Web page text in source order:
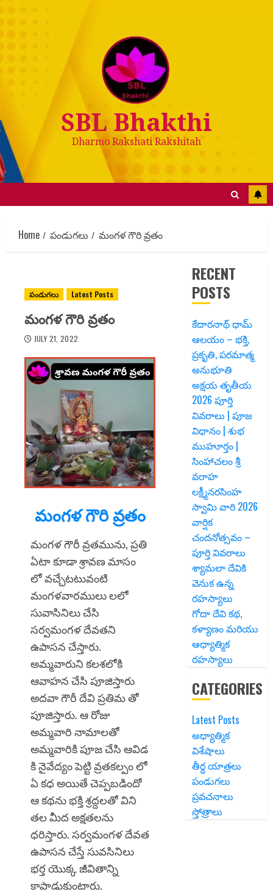
SBL Bhakthi
Dharmo Rakshati Rakshitah
Home పండుగలు మంగళ గౌరి వ్రతం
పండుగలు Latest Posts
మంగళ గౌరి వ్రతం
JULY 21, 2022
మంగళ గౌరి వ్రతం
మంగళ గౌరీ వ్రతమును, ప్రతి
ఏటా కూడా శ్రావణ మాసం
లో వచ్చేటటువంటి
మంగళవారములు లలో
సువాసినిలు చేసి
సర్వమంగళ దేవతని
ఉపాసన చేస్తారు.
అమ్మవారుని కలశలోకి
ఆవాహన చేసి పూజిస్తారు
అదవా గౌరీ దేవి ప్రతిమ తో
పూజిస్తారు. ఆ రోజు
అమ్మవారి నామాలతో
అమ్మవారికి పూజ చేసి ఆవిడ
కి నైవేద్యం పెట్టి వ్రతకల్పం లో
ఏ కధ అయితే చెప్పబడిందో
ఆ కథను భక్తి శ్రద్దలతో విని
తల మీద అక్షతలను
ధరిస్తారు. సర్వమంగళ దేవత
ఉపాసన చేస్తే సువసినిలు
భర్త యొక్క జీవితాన్ని
కాపాడుకుంటారు.
RECENT
POSTS
కేదారనాథ్ ధామ్
ఆలయం – భక్తి,
ప్రకృతి, పరమాత్మ
అనుభూతి
అక్షయ తృతీయ
2026 పూర్తి
వివరాలు | పూజ
విధానం | శుభ
ముహూర్తం |
సింహాచలం శ్రీ
వరాహ
లక్ష్మీనరసింహ
స్వామి వారి 2026
వార్షిక
చందనోత్సవం –
పూర్తి వివరాలు
శ్యామలా దేవికి
వెనుక ఉన్న
రహస్యాలు
గోదా దేవి కథ,
కళ్యాణం మరియు
ఆధ్యాత్మిక
రహస్యాలు
CATEGORIES
Latest Posts
అధ్యాత్మిక
విశేషాలు
తీర్ధ యాత్రలు
పండుగలు
ప్రవచనాలు
స్తోత్రాలు